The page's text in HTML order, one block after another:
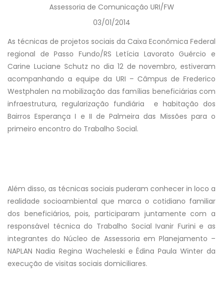
Assessoria de Comunicação URI/FW
03/01/2014
As técnicas de projetos sociais da Caixa Econômica Federal
regional de Passo Fundo/RS Letícia Lavorato Guércio e
Carine Luciane Schutz no dia 12 de novembro, estiveram
acompanhando a equipe da URI – Câmpus de Frederico
Westphalen na mobilização das famílias beneficiárias com
infraestrutura, regularização fundiária e habitação dos
Bairros Esperança I e II de Palmeira das Missões para o
primeiro encontro do Trabalho Social.
Além disso, as técnicas sociais puderam conhecer in loco a
realidade socioambiental que marca o cotidiano familiar
dos beneficiários, pois, participaram juntamente com a
responsável técnica do Trabalho Social Ivanir Furini e as
integrantes do Núcleo de Assessoria em Planejamento –
NAPLAN Nadia Regina Wacheleski e Édina Paula Winter da
execução de visitas sociais domiciliares.